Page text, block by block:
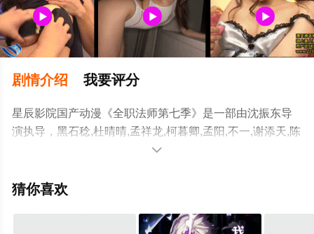
剧情介绍 我要评分
星辰影院国产动漫《全职法师第七季》是一部由沈振东导
演执导，黑石稔,杜晴晴,孟祥龙,柯暮卿,孟阳,不一,谢添天,陈
新玥,筱筝,高其昌,袁国庆,忙音等演员精彩演绎的大陆动
院，更多剧情信息可移步至豆瓣动漫、电视猫或剧情网等

猜你喜欢